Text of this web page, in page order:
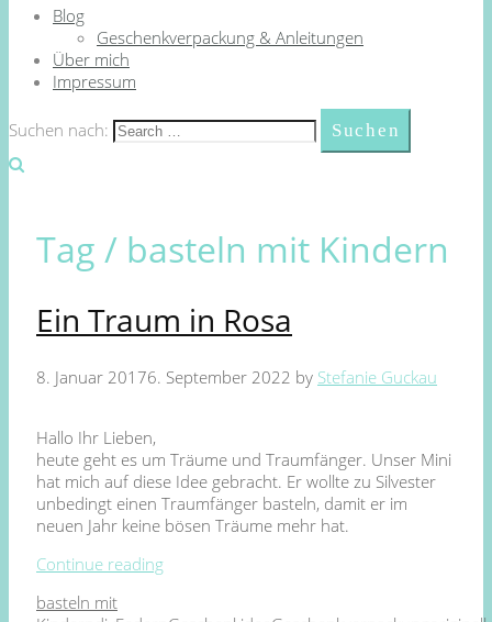
Blog
Geschenkverpackung & Anleitungen
Über mich
Impressum
Suchen nach:
Tag / basteln mit Kindern
Ein Traum in Rosa
8. Januar 20176. September 2022 by Stefanie Guckau
Hallo Ihr Lieben,
heute geht es um Träume und Traumfänger. Unser Mini
hat mich auf diese Idee gebracht. Er wollte zu Silvester
unbedingt einen Traumfänger basteln, damit er im
neuen Jahr keine bösen Träume mehr hat.
Continue reading
basteln mit